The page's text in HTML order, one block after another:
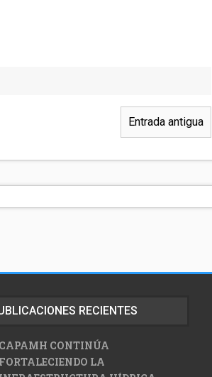
Entrada antigua
RECIENTES
CAPAMH CONTINÚA
FORTALECIENDO LA